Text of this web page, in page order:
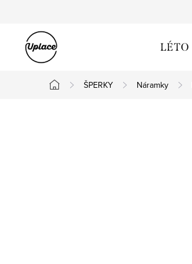
LÉTO
Domů
ŠPERKY Náramky